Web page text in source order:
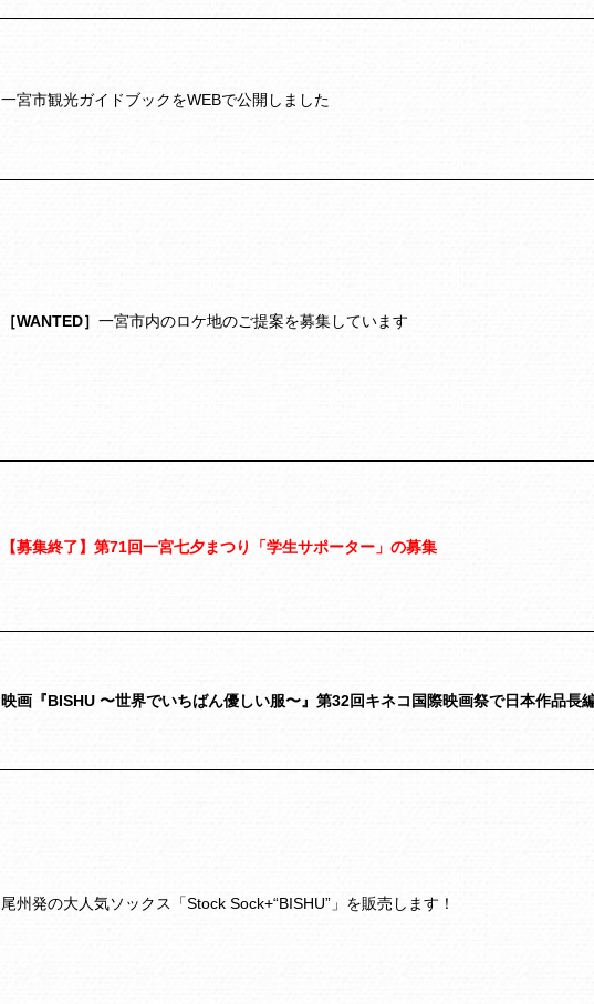
一宮市観光ガイドブックをWEBで公開しました
［WANTED］ 一宮市内のロケ地のご提案を募集しています
【募集終了】第71回一宮七夕まつり「学生サポーター」の募集
映画『BISHU 〜世界でいちばん優しい服〜』第32回キネコ国際映画祭で日本作品長
尾州発の大人気ソックス「Stock Sock+“BISHU”」を販売します！